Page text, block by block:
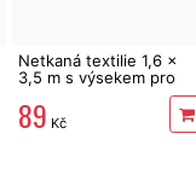
Netkaná textilie 1,6 x
3,5 m s výsekem pro
89 Kč